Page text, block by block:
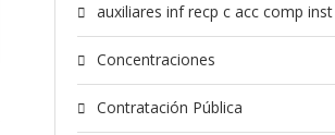
auxiliares inf recp c acc comp inst
Concentraciones
Contratación Pública